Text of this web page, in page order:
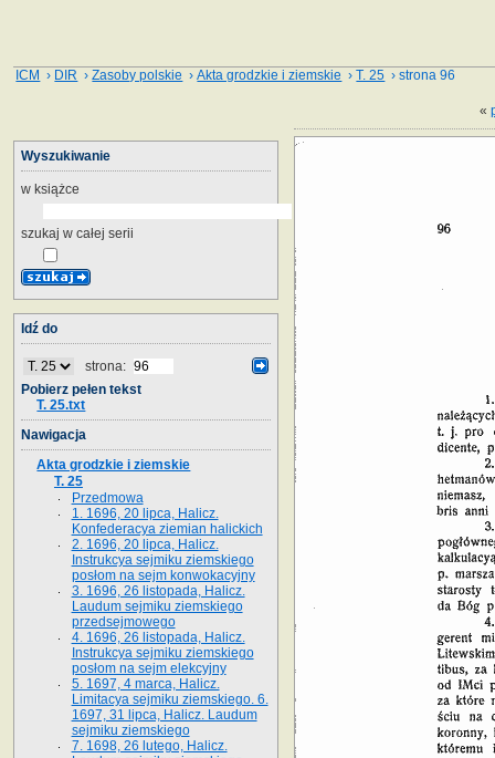
ICM › DIR ›Zasoby polskie ›Akta grodzkie i ziemskie ›T. 25 › strona 96
«
Wyszukiwanie
w książce
szukaj w całej serii
Idź do
strona:
Pobierz pełen tekst
T. 25.txt
Nawigacja
Akta grodzkie i ziemskie
T. 25
Przedmowa
1. 1696, 20 lipca, Halicz.
Konfederacya ziemian halickich
2. 1696, 20 lipca, Halicz.
Instrukcya sejmiku ziemskiego
posłom na sejm konwokacyjny
3. 1696, 26 listopada, Halicz.
Laudum sejmiku ziemskiego
przedsejmowego
4. 1696, 26 listopada, Halicz.
Instrukcya sejmiku ziemskiego
posłom na sejm elekcyjny
5. 1697, 4 marca, Halicz.
Limitacya sejmiku ziemskiego. 6.
1697, 31 lipca, Halicz. Laudum
sejmiku ziemskiego
7. 1698, 26 lutego, Halicz.